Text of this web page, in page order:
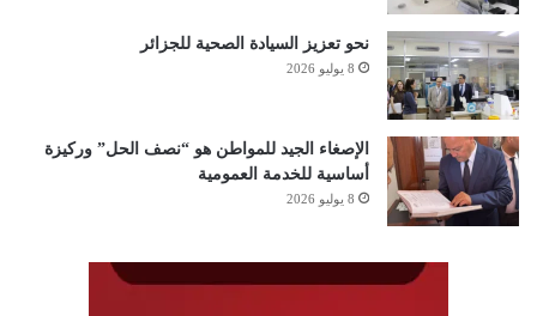
نحو تعزيز السيادة الصحية للجزائر
8 يوليو 2026
الإصغاء الجيد للمواطن هو “نصف الحل” وركيزة
أساسية للخدمة العمومية
8 يوليو 2026